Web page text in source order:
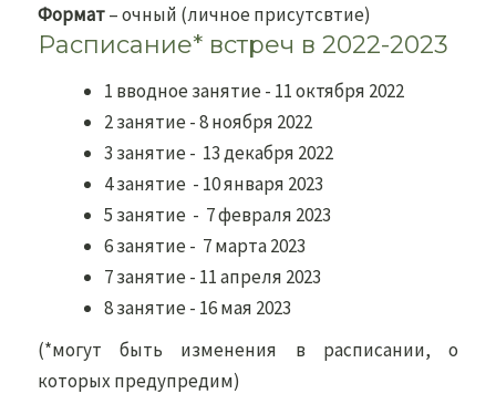
Формат– очный (личное присутсвтие)
Расписание* встреч в 2022-2023
1 вводное занятие - 11 октября 2022
2 занятие - 8 ноября 2022
3 занятие - 13 декабря 2022
4 занятие - 10 января 2023
5 занятие - 7 февраля 2023
6 занятие - 7 марта 2023
7 занятие - 11 апреля 2023
8 занятие - 16 мая 2023
(*могут быть изменения в расписании, о
которых предупредим)